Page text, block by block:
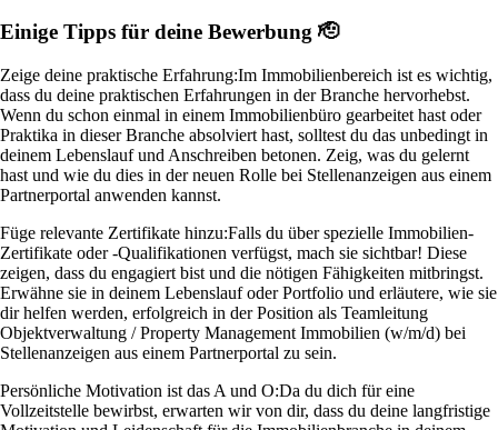
Einige Tipps für deine Bewerbung 🫡
Zeige deine praktische Erfahrung:Im Immobilienbereich ist es wichtig,
dass du deine praktischen Erfahrungen in der Branche hervorhebst.
Wenn du schon einmal in einem Immobilienbüro gearbeitet hast oder
Praktika in dieser Branche absolviert hast, solltest du das unbedingt in
deinem Lebenslauf und Anschreiben betonen. Zeig, was du gelernt
hast und wie du dies in der neuen Rolle bei Stellenanzeigen aus einem
Partnerportal anwenden kannst.
Füge relevante Zertifikate hinzu:Falls du über spezielle Immobilien-
Zertifikate oder -Qualifikationen verfügst, mach sie sichtbar! Diese
zeigen, dass du engagiert bist und die nötigen Fähigkeiten mitbringst.
Erwähne sie in deinem Lebenslauf oder Portfolio und erläutere, wie sie
dir helfen werden, erfolgreich in der Position als Teamleitung
Objektverwaltung / Property Management Immobilien (w/m/d) bei
Stellenanzeigen aus einem Partnerportal zu sein.
Persönliche Motivation ist das A und O:Da du dich für eine
Vollzeitstelle bewirbst, erwarten wir von dir, dass du deine langfristige